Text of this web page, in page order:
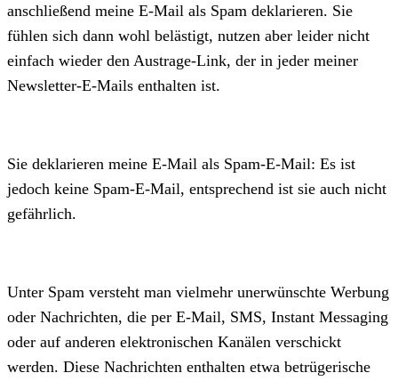
anschließend meine E-Mail als Spam deklarieren. Sie
fühlen sich dann wohl belästigt, nutzen aber leider nicht
einfach wieder den Austrage-Link, der in jeder meiner
Newsletter-E-Mails enthalten ist.
Sie deklarieren meine E-Mail als Spam-E-Mail: Es ist
jedoch keine Spam-E-Mail, entsprechend ist sie auch nicht
gefährlich.
Unter Spam versteht man vielmehr unerwünschte Werbung
oder Nachrichten, die per E-Mail, SMS, Instant Messaging
oder auf anderen elektronischen Kanälen verschickt
werden. Diese Nachrichten enthalten etwa betrügerische